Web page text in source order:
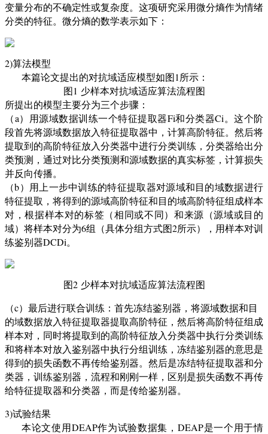
变量分布的不确定性或复杂度。这项研究采用微分熵作为情绪
分类的特征。微分熵的数学表示如下：
2)算法模型
本篇论文提出的对抗域适应模型如图1 所示：
图1 少样本对抗域适应算法流程图
所提出的模型主要分为三个步骤：
（a）用源域数据训练一个特征提取器Fi和分类器Ci。这个阶
段首先将源域数据放入特征提取器中，计算高阶特征。然后将
提取到的高阶特征放入分类器中进行分类训练，分类器给出分
类预测，通过对比分类预测和源域数据的真实标签，计算损失
并反向传播。
（b）用上一步中训练的特征提取器对源域和目的域数据进行
特征提取，将得到的源域高阶特征和目的域高阶特征组成样本
对，根据样本对的标签（相同或不同）和来源（源域或目的
域）将样本对分为6组（具体分组方式图2所示），用样本对训
练鉴别器DCDi。
图2 少样本对抗域适应算法流程图
（c）最后进行联合训练：首先冻结鉴别器，将源域数据和目
的域数据放入特征提取器提取高阶特征，然后将高阶特征组成
样本对，同时将提取到的高阶特征放入分类器中执行分类训练
和将样本对放入鉴别器中执行分组训练，冻结鉴别器的意思是
得到的损失函数不再传给鉴别器。然后是冻结特征提取器和分
类器，训练鉴别器，流程和刚刚一样，区别是损失函数不再传
给特征提取器和分类器，而是传给鉴别器。
3)试验结果
本论文使用DEAP作为试验数据集， DEAP是一个用于情